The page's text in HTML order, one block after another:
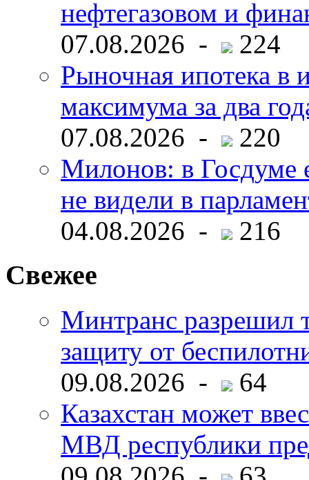
нефтегазовом и
07.08.2026 -
224
Рыночная ипотека в
максимума за два
07.08.2026 -
220
Милонов: в Госдуме
не видели в
04.08.2026 -
216
Свежее
Минтранс разрешил
защиту от
09.08.2026 -
64
Казахстан может
МВД республики